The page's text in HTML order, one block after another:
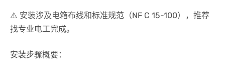
⚠️ 安装涉及电箱布线和标准规范（NF C 15-100），推荐
找专业电工完成。
安装步骤概要：